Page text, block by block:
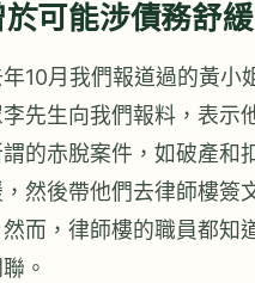
可能涉債務舒
10月我們報道過的黃
先生向我們報料，表示
的赤脫案件，如破產和
然後帶他們去律師樓簽
而，律師樓的職員都知
。